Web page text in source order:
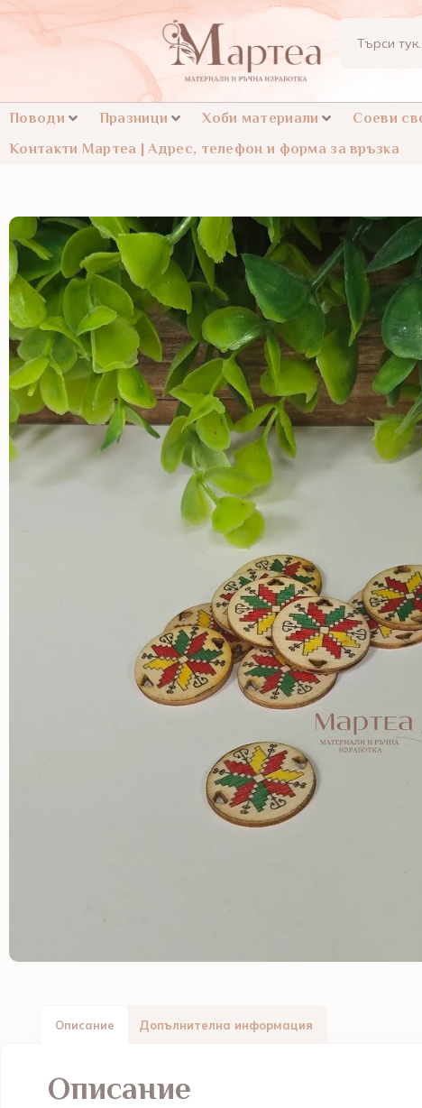
Поводи Празници Хоби материали Соеви
Контакти Мартеа | Адрес, телефон и форма за връзка
Описание Допълнителна информация
Описание